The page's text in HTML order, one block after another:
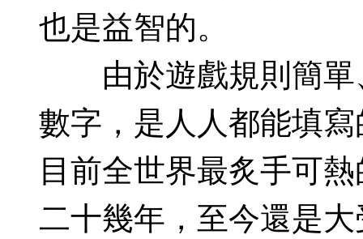
也是益智的。
由於遊戲規則簡單
數字，是人人都能填
目前全世界最炙手可
二十幾年，至今還是